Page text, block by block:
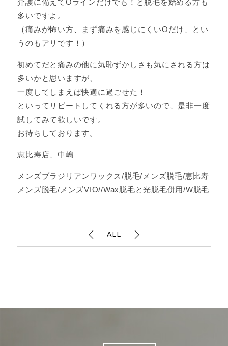
介護に備えてOラインだけでも！と脱毛を始める方も
多いですよ。
（痛みが怖い方、まず痛みを感じにくいOだけ、とい
うのもアリです！）
初めてだと痛みの他に気恥ずかしさも気にされる方は
多いかと思いますが、
一度してしまえば快適に過ごせた！
といってリピートしてくれる方が多いので、是非一度
試してみて欲しいです。
お待ちしております。
恵比寿店、中嶋
メンズブラジリアンワックス/脱毛/メンズ脱毛/恵比寿
メンズ脱毛/メンズVIO//Wax脱毛と光脱毛併用/W脱毛
ALL